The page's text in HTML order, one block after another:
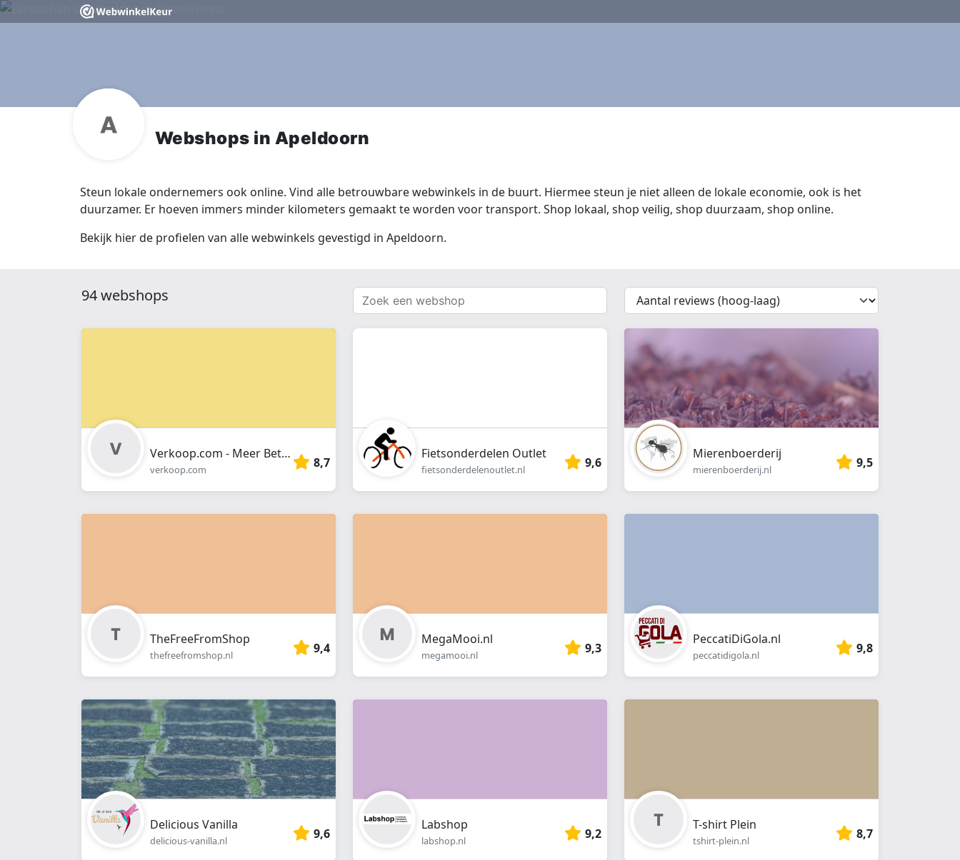
Webshops in Apeldoorn
Steun lokale ondernemers ook online. Vind alle betrouwbare webwinkels in de buurt. Hiermee steun je niet alleen de lokale economie, ook is het
duurzamer. Er hoeven immers minder kilometers gemaakt te worden voor transport. Shop lokaal, shop veilig, shop duurzaam, shop online.
Bekijk hier de profielen van alle webwinkels gevestigd in Apeldoorn.
94 webshops
Zoek
een
webshop
{{
__('Sort')
}}
Verkoop.com - Meer Betalen.. is DOM !
verkoop.com 8,7
Fietsonderdelen Outlet
fietsonderdelenoutlet.nl 9,6
Mierenboerderij
mierenboerderij.nl 9,5
TheFreeFromShop
thefreefromshop.nl 9,4
MegaMooi.nl
megamooi.nl 9,3
PeccatiDiGola.nl
peccatidigola.nl 9,8
Delicious Vanilla
delicious-vanilla.nl 9,6
Labshop
labshop.nl 9,2
T-shirt Plein
tshirt-plein.nl 8,7